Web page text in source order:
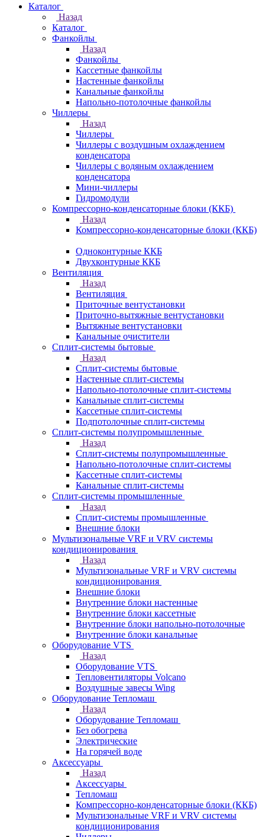
Каталог
Назад
Каталог
Фанкойлы
Назад
Фанкойлы
Кассетные фанкойлы
Настенные фанкойлы
Канальные фанкойлы
Напольно-потолочные фанкойлы
Чиллеры
Назад
Чиллеры
Чиллеры с воздушным охлаждением
конденсатора
Чиллеры с водяным охлаждением
конденсатора
Мини-чиллеры
Гидромодули
Компрессорно-конденсаторные блоки (ККБ)
Назад
Компрессорно-конденсаторные блоки (ККБ)
Одноконтурные ККБ
Двухконтурные ККБ
Вентиляция
Назад
Вентиляция
Приточные вентустановки
Приточно-вытяжные вентустановки
Вытяжные вентустановки
Канальные очистители
Сплит-системы бытовые
Назад
Сплит-системы бытовые
Настенные сплит-системы
Напольно-потолочные сплит-системы
Канальные сплит-системы
Кассетные сплит-системы
Подпотолочные сплит-системы
Сплит-системы полупромышленные
Назад
Сплит-системы полупромышленные
Напольно-потолочные сплит-системы
Кассетные сплит-системы
Канальные сплит-системы
Сплит-системы промышленные
Назад
Сплит-системы промышленные
Внешние блоки
Мультизональные VRF и VRV системы
кондиционирования
Назад
Мультизональные VRF и VRV системы
кондиционирования
Внешние блоки
Внутренние блоки настенные
Внутренние блоки кассетные
Внутренние блоки напольно-потолочные
Внутренние блоки канальные
Оборудование VTS
Назад
Оборудование VTS
Тепловентиляторы Volcano
Воздушные завесы Wing
Оборудование Тепломаш
Назад
Оборудование Тепломаш
Без обогрева
Электрические
На горячей воде
Аксессуары
Назад
Аксессуары
Тепломаш
Компрессорно-конденсаторные блоки (ККБ)
Мультизональные VRF и VRV системы
кондиционирования